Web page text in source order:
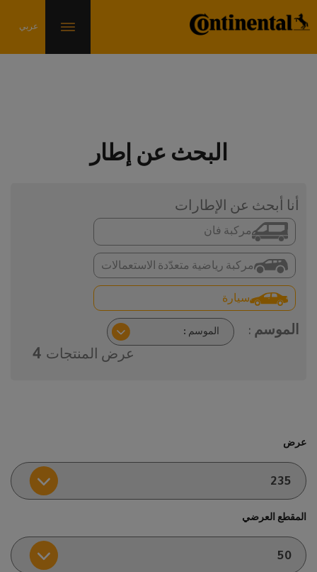
البحث عن إطار
أنا أبحث عن الإطارات
سيارة
مركبة رياضية متعدّدة الاستعمالات
مركبة فان
الموسم :
عرض المنتجات4
عرض
المقطع العرضي